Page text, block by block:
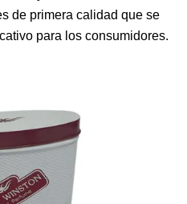
de primera calidad que se
para los consumidores.